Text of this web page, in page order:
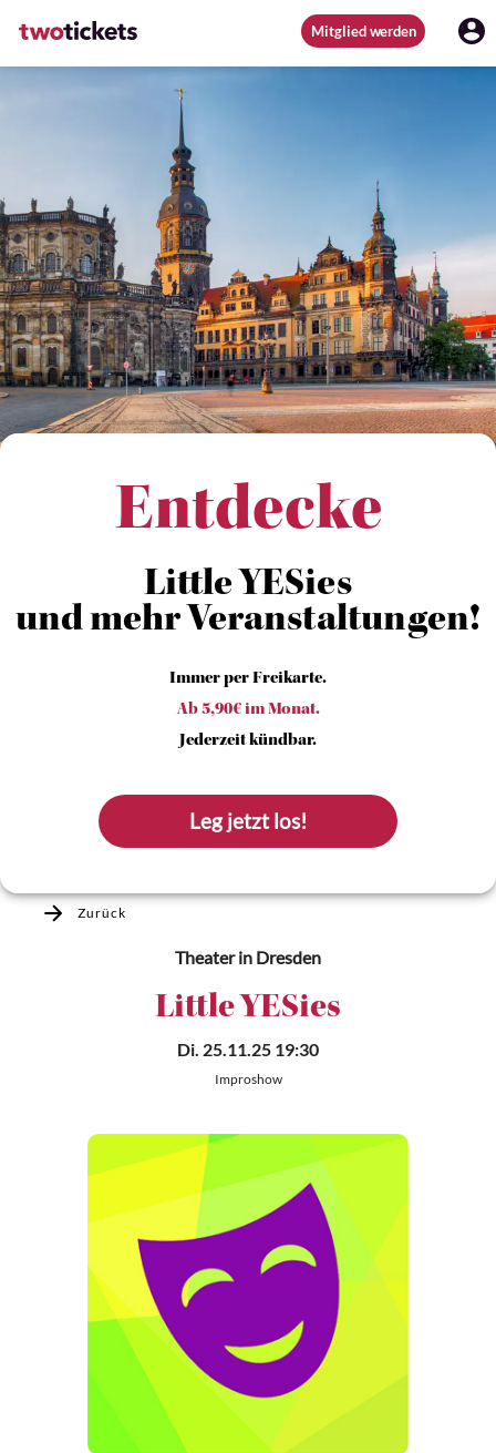
Mitglied werden
Entdecke
Little YESies
und mehr Veranstaltungen!
Immer per Freikarte.
Ab 5,90€ im Monat.
Jederzeit kündbar.
Leg jetzt los!
Zurück
Theaterin Dresden
Little YESies
Di. 25.11.25 19:30
Improshow